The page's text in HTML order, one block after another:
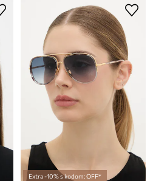
Extra -10% s kodom: OFF*